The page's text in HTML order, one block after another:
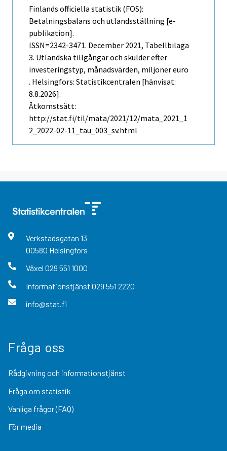
Finlands officiella statistik (FOS):
Betalningsbalans och utlandsställning [e-
publikation].
ISSN=2342-3471. December 2021, Tabellbilaga
3. Utländska tillgångar och skulder efter
investeringstyp, månadsvärden, miljoner euro
. Helsingfors: Statistikcentralen [hänvisat:
8.8.2026].
Åtkomstsätt:
http://stat.fi/til/mata/2021/12/mata_2021_1
2_2022-02-11_tau_003_sv.html
Verkstadsgatan 13
00580 Helsingfors
Växel 029 551 1000
Informationstjänst 029 551 2220
info@stat.fi
Fråga oss
Rådgivning och informationstjänst
Fråga om statistik
Vanliga frågor (FAQ)
För media